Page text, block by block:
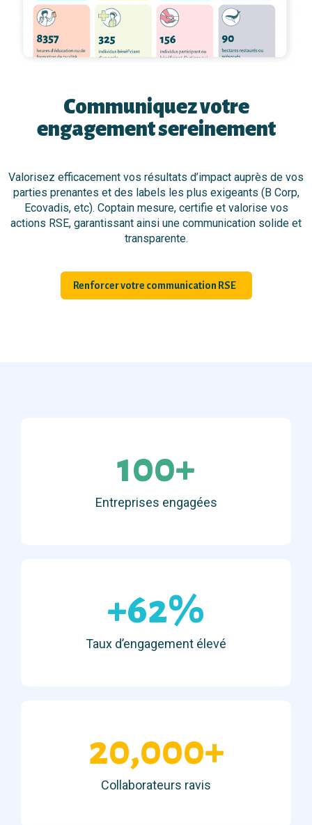
Communiquez votre
engagement sereinement
Valorisez efficacement vos résultats d’impact auprès de vos
parties prenantes et des labels les plus exigeants (B Corp,
Ecovadis, etc). Coptain mesure, certifie et valorise vos
actions RSE, garantissant ainsi une communication solide et
transparente.
Renforcer votre communication RSE
100+
Entreprises engagées
+62%
Taux d’engagement élevé
20,000+
Collaborateurs ravis